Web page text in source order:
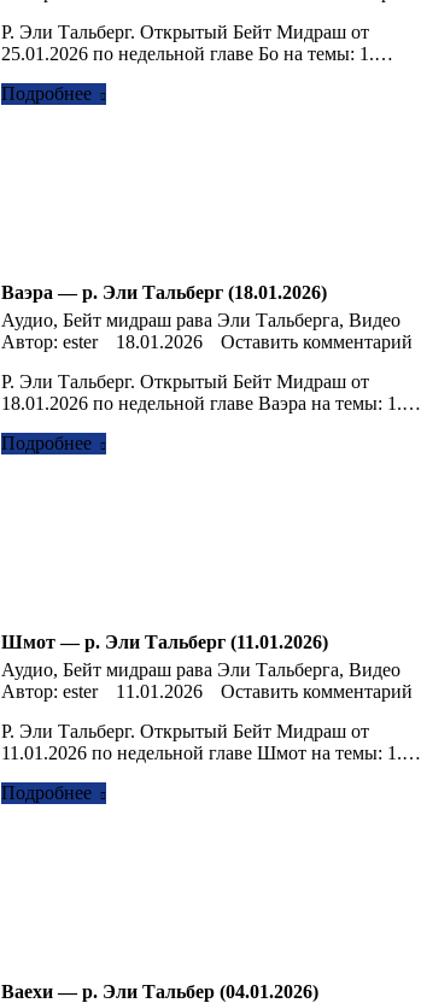
Р. Эли Тальберг. Открытый Бейт Мидраш от
25.01.2026 по недельной главе Бо на темы: 1.…
Подробнее
Ваэра — р. Эли Тальберг (18.01.2026)
Аудио, Бейт мидраш рава Эли Тальберга, Видео
Автор: ester 18.01.2026
Оставить комментарий
Р. Эли Тальберг. Открытый Бейт Мидраш от
18.01.2026 по недельной главе Ваэра на темы: 1.…
Подробнее
Шмот — р. Эли Тальберг (11.01.2026)
Аудио, Бейт мидраш рава Эли Тальберга, Видео
Автор: ester 11.01.2026
Оставить комментарий
Р. Эли Тальберг. Открытый Бейт Мидраш от
11.01.2026 по недельной главе Шмот на темы: 1.…
Подробнее
Ваехи — р. Эли Тальбер (04.01.2026)